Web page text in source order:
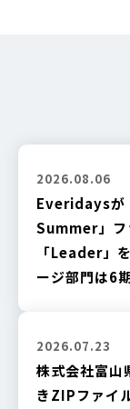
2026.08.06
Everidays
Summer」フ
「Leader」
ージ部門は6
2026.07.23
株式会社富山
きZIPファイ